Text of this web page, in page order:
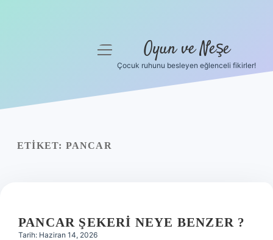
Yasal Uyarı
menüyü
Oyun ve Neşe
Çocuk ruhunu besleyen eğlenceli fikirler!
ETIKET: PANCAR
PANCAR ŞEKERI NEYE BENZER ?
Tarih: Haziran 14, 2026